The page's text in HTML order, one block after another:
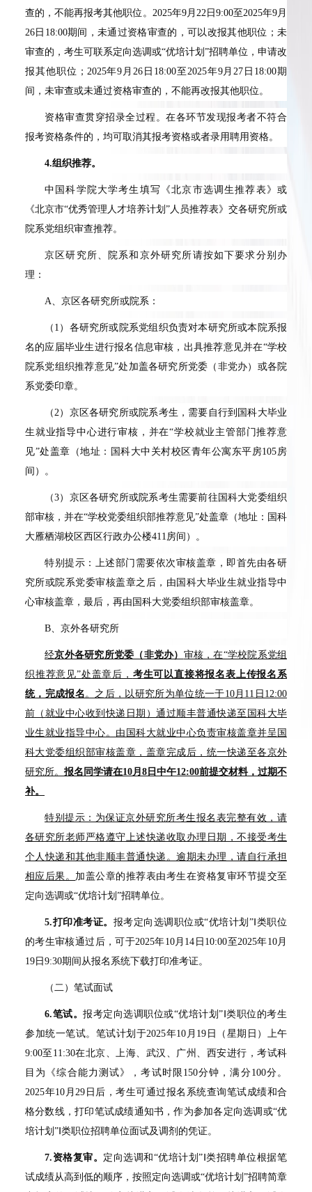
查的，不能再报考其他职位。2025年9月22日9:00至2025年9月
26日18:00期间，未通过资格审查的，可以改报其他职位；未
审查的，考生可联系定向选调或“优培计划”招聘单位，申请改
报其他职位；2025年9月26日18:00至2025年9月27日18:00期
间，未审查或未通过资格审查的，不能再改报其他职位。
资格审查贯穿招录全过程。在各环节发现报考者不符合
报考资格条件的，均可取消其报考资格或者录用聘用资格。
4.组织推荐。
中国科学院大学考生填写《北京市选调生推荐表》或
《北京市“优秀管理人才培养计划”人员推荐表》交各研究所或
院系党组织审查推荐。
京区研究所、院系和京外研究所请按如下要求分别办
理：
A、京区各研究所或院系：
（1）各研究所或院系党组织负责对本研究所或本院系报
名的应届毕业生进行报名信息审核，出具推荐意见并在“学校
院系党组织推荐意见”处加盖各研究所党委（非党办）或各院
系党委印章。
（2）京区各研究所或院系考生，需要自行到国科大毕业
生就业指导中心进行审核，并在“学校就业主管部门推荐意
见”处盖章（地址：国科大中关村校区青年公寓东平房105房
间）。
（3）京区各研究所或院系考生需要前往国科大党委组织
部审核，并在“学校党委组织部推荐意见”处盖章（地址：国科
大雁栖湖校区西区行政办公楼411房间）。
特别提示：上述部门需要依次审核盖章，即首先由各研
究所或院系党委审核盖章之后，由国科大毕业生就业指导中
心审核盖章，最后，再由国科大党委组织部审核盖章。
B、京外各研究所
经京外各研究所党委（非党办） 审核，在“学校院系党组
织推荐意见”处盖章后， 考生可以直接将报名表上传报名系
统，完成报名。之后，以研究所为单位统一于10月11日12:00
前（就业中心收到快递日期）通过顺丰普通快递至国科大毕
业生就业指导中心。由国科大就业中心负责审核盖章并呈国
科大党委组织部审核盖章，盖章完成后，统一快递至各京外
研究所。 报名同学请在10月 8 日中午12:00前提交材料，过期不
补。
特别提示：为保证京外研究所考生报名表完整有效，请
各研究所老师严格遵守上述快递收取办理日期，不接受考生
个人快递和其他非顺丰普通快递。逾期未办理，请自行承担
相应后果。 加盖公章的推荐表由考生在资格复审环节提交至
定向选调或“优培计划”招聘单位。
5.打印准考证。 报考定向选调职位或“优培计划”Ⅰ类职位
的考生审核通过后，可于2025年10月14日10:00至2025年10月
19日9:30期间从报名系统下载打印准考证。
（二）笔试面试
6.笔试。报考定向选调职位或“优培计划”Ⅰ类职位的考生
参加统一笔试。笔试计划于2025年10月19日（星期日）上午
9:00至11:30在北京、上海、武汉、广州、西安进行，考试科
目为《综合能力测试》，考试时限150分钟，满分100分。
2025年10月29日后，考生可通过报名系统查询笔试成绩和合
格分数线，打印笔试成绩通知书，作为参加各定向选调或“优
培计划”Ⅰ类职位招聘单位面试及调剂的凭证。
7.资格复审。 定向选调和“优培计划”Ⅰ类招聘单位根据笔
试成绩从高到低的顺序，按照定向选调或“优培计划”招聘简章